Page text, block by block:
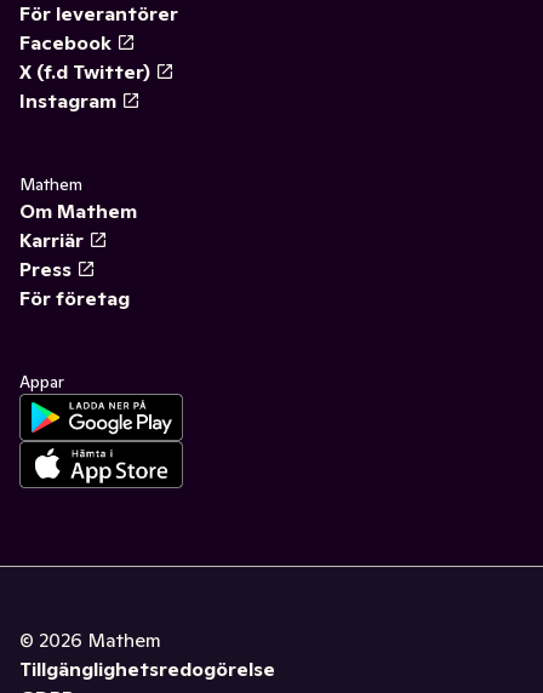
För leverantörer
Facebook
X (f.d Twitter)
Instagram
Mathem
Om Mathem
Karriär
Press
För företag
Appar
© 2026 Mathem
Tillgänglighetsredogörelse